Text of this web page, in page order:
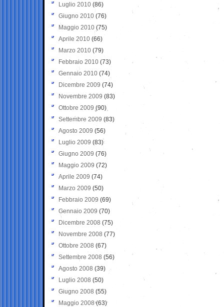
Luglio 2010 (86)
Giugno 2010 (76)
Maggio 2010 (75)
Aprile 2010 (66)
Marzo 2010 (79)
Febbraio 2010 (73)
Gennaio 2010 (74)
Dicembre 2009 (74)
Novembre 2009 (83)
Ottobre 2009 (90)
Settembre 2009 (83)
Agosto 2009 (56)
Luglio 2009 (83)
Giugno 2009 (76)
Maggio 2009 (72)
Aprile 2009 (74)
Marzo 2009 (50)
Febbraio 2009 (69)
Gennaio 2009 (70)
Dicembre 2008 (75)
Novembre 2008 (77)
Ottobre 2008 (67)
Settembre 2008 (56)
Agosto 2008 (39)
Luglio 2008 (50)
Giugno 2008 (55)
Maggio 2008(63)